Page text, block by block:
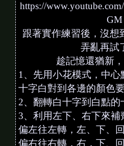
https://
GM
跟著實作練習後，沒想
弄亂再試
趁記憶還猶新
1、先用小花模式，中
十字白對到各邊的顏色
2、翻轉白十字到白點的
3、利用左下、右下來補
偏左往左轉，左、下、
偏右往右轉，右，下、